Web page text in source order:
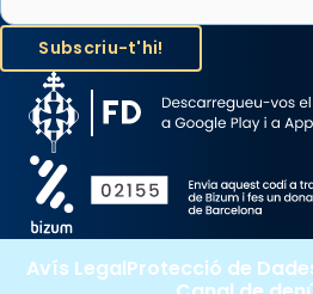
Avís LegalProtecció de